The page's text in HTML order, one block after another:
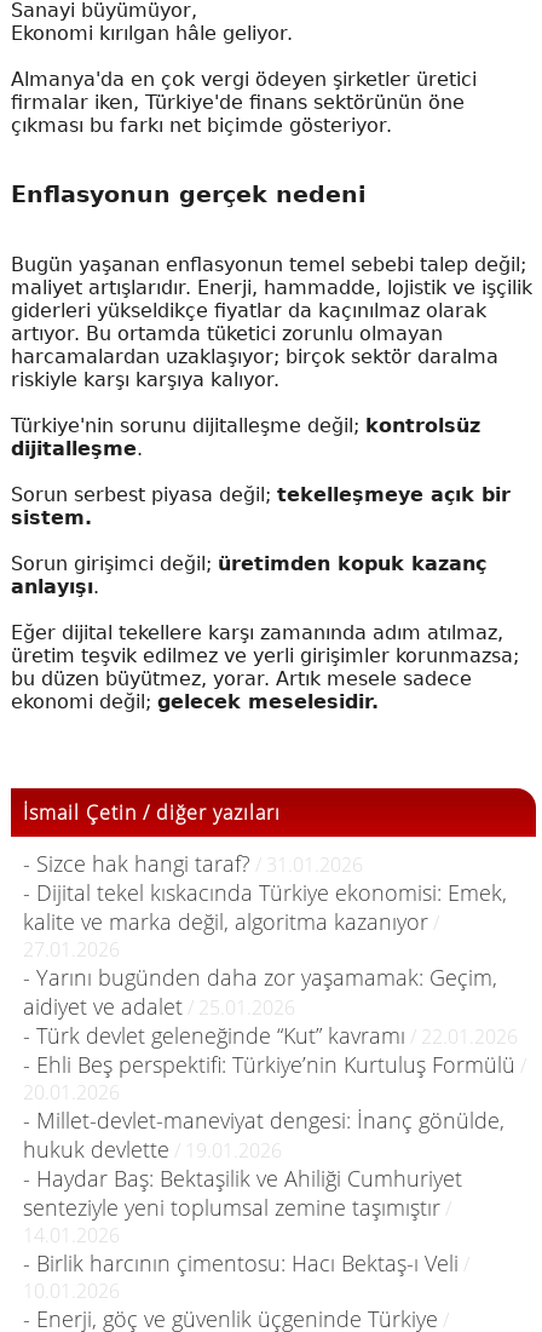
Sanayi büyümüyor,
Ekonomi kırılgan hâle geliyor.
Almanya'da en çok vergi ödeyen şirketler üretici
firmalar iken, Türkiye'de finans sektörünün öne
çıkması bu farkı net biçimde gösteriyor.
Enflasyonun gerçek nedeni
Bugün yaşanan enflasyonun temel sebebi talep değil;
maliyet artışlarıdır. Enerji, hammadde, lojistik ve işçilik
giderleri yükseldikçe fiyatlar da kaçınılmaz olarak
artıyor. Bu ortamda tüketici zorunlu olmayan
harcamalardan uzaklaşıyor; birçok sektör daralma
riskiyle karşı karşıya kalıyor.
Türkiye'nin sorunu dijitalleşme değil; kontrolsüz
dijitalleşme.
Sorun serbest piyasa değil; tekelleşmeye açık bir
sistem.
Sorun girişimci değil; üretimden kopuk kazanç
anlayışı.
Eğer dijital tekellere karşı zamanında adım atılmaz,
üretim teşvik edilmez ve yerli girişimler korunmazsa;
bu düzen büyütmez, yorar. Artık mesele sadece
ekonomi değil; gelecek meselesidir.
İsmail Çetin / diğer yazıları
- Sizce hak hangi taraf? / 31.01.2026
- Dijital tekel kıskacında Türkiye ekonomisi: Emek,
kalite ve marka değil, algoritma kazanıyor/
27.01.2026
- Yarını bugünden daha zor yaşamamak: Geçim,
aidiyet ve adalet/ 25.01.2026
- Türk devlet geleneğinde “Kut” kavramı / 22.01.2026
- Ehli Beş perspektifi: Türkiye’nin Kurtuluş Formülü /
20.01.2026
- Millet-devlet-maneviyat dengesi: İnanç gönülde,
hukuk devlette / 19.01.2026
- Haydar Baş: Bektaşilik ve Ahiliği Cumhuriyet
senteziyle yeni toplumsal zemine taşımıştır/
14.01.2026
- Birlik harcının çimentosu: Hacı Bektaş-ı Veli /
10.01.2026
- Enerji, göç ve güvenlik üçgeninde Türkiye /